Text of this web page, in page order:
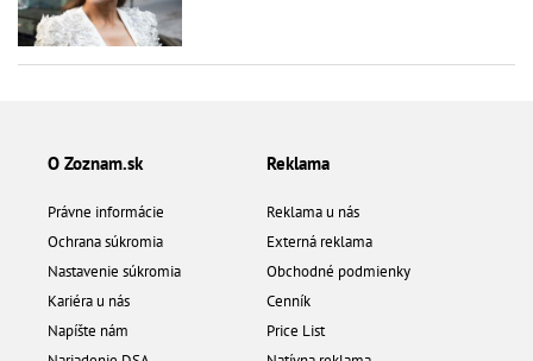
O Zoznam.sk
Právne informácie
Ochrana súkromia
Nastavenie súkromia
Kariéra u nás
Napíšte nám
Reklama
Reklama u nás
Externá reklama
Obchodné podmienky
Cenník
Price List